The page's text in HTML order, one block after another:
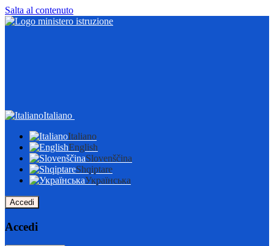
Salta al contenuto
Italiano
Italiano
English
Slovenščina
Shqiptare
Українська
Accedi
Accedi